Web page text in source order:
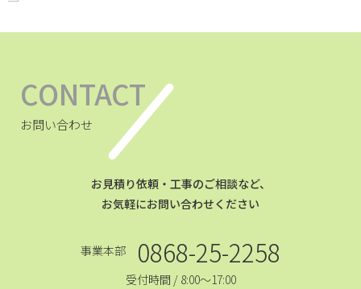
CONTACT
お問い合わせ
お見積り依頼・工事のご相談など、
お気軽にお問い合わせください
事業本部 0868-25-2258
受付時間 / 8:00～17:00